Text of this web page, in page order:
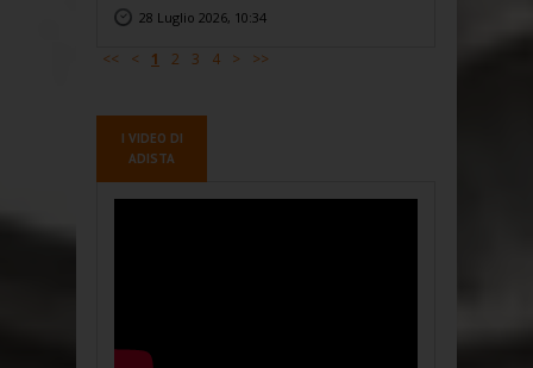
28 Luglio 2026, 10:34
<< < 1 2 3 4 > >>
I VIDEO DI
ADISTA